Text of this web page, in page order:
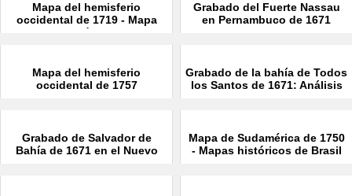
Mapa del hemisferio
occidental de 1719 - Mapa
histórico
Grabado del Fuerte Nassau
en Pernambuco de 1671
Mapa del hemisferio
occidental de 1757
Grabado de la bahía de Todos
los Santos de 1671: Análisis
Grabado de Salvador de
Bahía de 1671 en el Nuevo
Mapa de Sudamérica de 1750
- Mapas históricos de Brasil